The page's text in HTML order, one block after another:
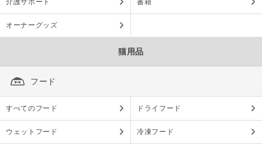
介護サポート 書籍
オーナーグッズ
猫用品
フード
すべてのフード ドライフード
ウェットフード 冷凍フード